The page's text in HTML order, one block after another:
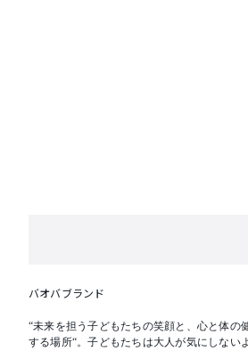
バオバブランド
“未来を担う子どもたちの笑顔と、心と体の
する場所“。子どもたちは大人が気にしない